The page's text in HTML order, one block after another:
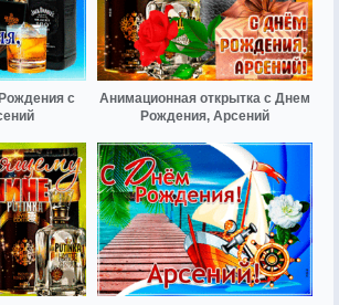
с
Анимационная открытка с Днем
Рождения, Арсений